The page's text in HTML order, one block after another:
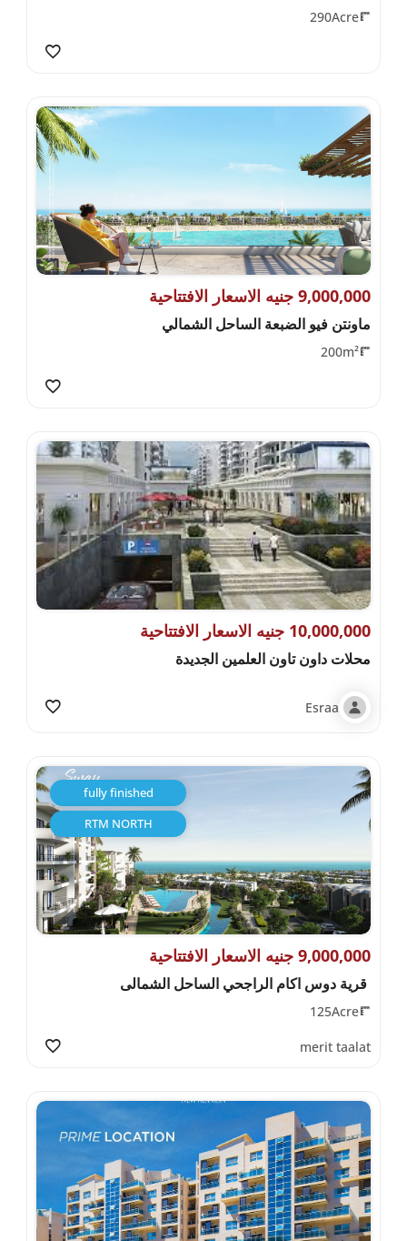
290Acre
9,000,000 جنيه الاسعار الافتتاحية
ماونتن فيو الضبعة الساحل الشمالي
200m²
10,000,000 جنيه الاسعار الافتتاحية
محلات داون تاون العلمين الجديدة
Esraa
fully finished
RTM NORTH
9,000,000 جنيه الاسعار الافتتاحية
قرية دوس اكام الراجحي الساحل الشمالى
125Acre
merit taalat